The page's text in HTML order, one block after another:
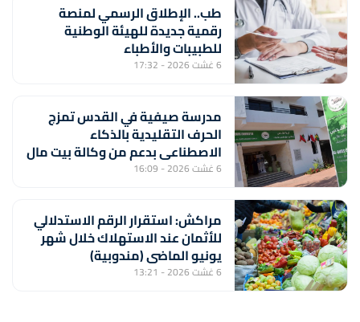
طب.. الإطلاق الرسمي لمنصة
رقمية جديدة للهيئة الوطنية
للطبيبات والأطباء
6 غشت 2026 - 17:32
مدرسة صيفية في القدس تمزج
الحرف التقليدية بالذكاء
الاصطناعي بدعم من وكالة بيت مال
القدس الشريف
6 غشت 2026 - 16:09
مراكش: استقرار الرقم الاستدلالي
للأثمان عند الاستهلاك خلال شهر
يونيو الماضي (مندوبية)
6 غشت 2026 - 13:21